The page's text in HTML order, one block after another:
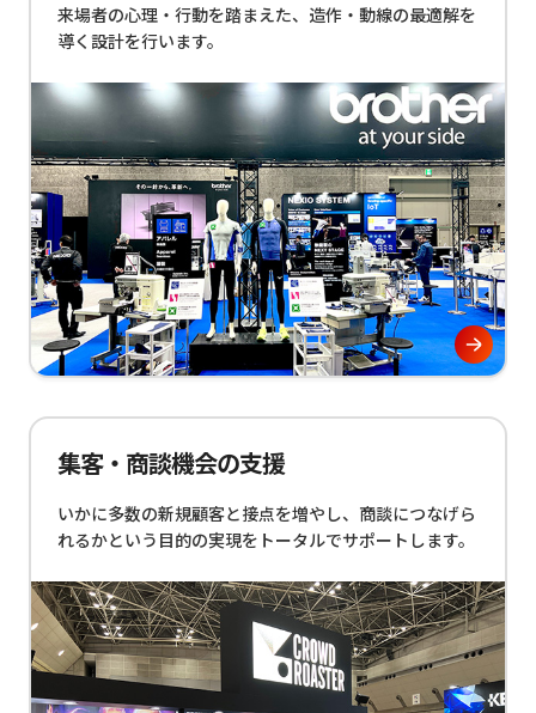
来場者の心理・行動を踏まえた、造作・動線の最適解を
導く設計を行います。
集客・商談機会の支援
いかに多数の新規顧客と接点を増やし、商談につなげら
れるかという目的の実現をトータルでサポートします。